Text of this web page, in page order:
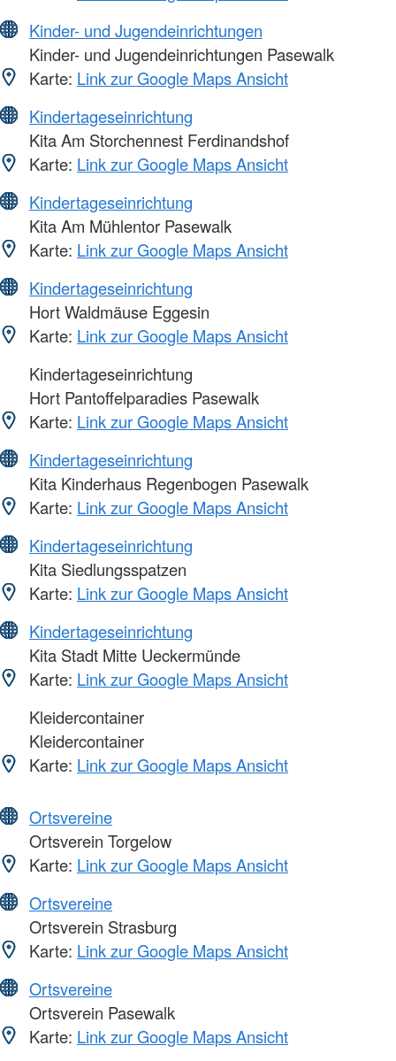
Kinder- und Jugendeinrichtungen
Kinder- und Jugendeinrichtungen Pasewalk
Karte: Link zur Google Maps Ansicht
Kindertageseinrichtung
Kita Am Storchennest Ferdinandshof
Karte: Link zur Google Maps Ansicht
Kindertageseinrichtung
Kita Am Mühlentor Pasewalk
Karte: Link zur Google Maps Ansicht
Kindertageseinrichtung
Hort Waldmäuse Eggesin
Karte: Link zur Google Maps Ansicht
Kindertageseinrichtung
Hort Pantoffelparadies Pasewalk
Karte: Link zur Google Maps Ansicht
Kindertageseinrichtung
Kita Kinderhaus Regenbogen Pasewalk
Karte: Link zur Google Maps Ansicht
Kindertageseinrichtung
Kita Siedlungsspatzen
Karte: Link zur Google Maps Ansicht
Kindertageseinrichtung
Kita Stadt Mitte Ueckermünde
Karte: Link zur Google Maps Ansicht
Kleidercontainer
Kleidercontainer
Karte: Link zur Google Maps Ansicht
Ortsvereine
Ortsverein Torgelow
Karte: Link zur Google Maps Ansicht
Ortsvereine
Ortsverein Strasburg
Karte: Link zur Google Maps Ansicht
Ortsvereine
Ortsverein Pasewalk
Karte: Link zur Google Maps Ansicht